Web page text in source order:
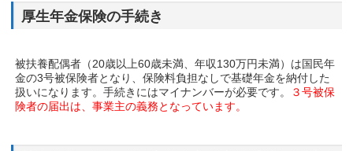
厚生年金保険の手続き
被扶養配偶者（20歳以上60歳未満、年収130万円未満）は国民年
金の3号被保険者となり、保険料負担なしで基礎年金を納付した
扱いになります。手続きにはマイナンバーが必要です。
３号被保
険者の届出は、事業主の義務となっています。